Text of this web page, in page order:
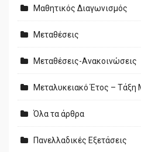
Μαθητικός Διαγωνισμός
Μεταθέσεις
Μεταθέσεις-Ανακοινώσεις
Μεταλυκειακό Έτος – Τάξη
Όλα τα άρθρα
Πανελλαδικές Εξετάσεις